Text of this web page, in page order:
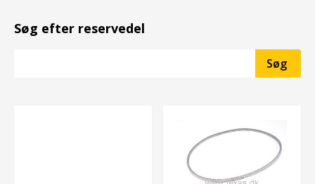
Søg efter reservedel